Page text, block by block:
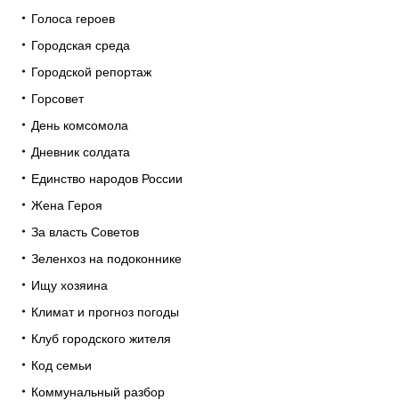
Голоса героев
Городская среда
Городской репортаж
Горсовет
День комсомола
Дневник солдата
Единство народов России
Жена Героя
За власть Советов
Зеленхоз на подоконнике
Ищу хозяина
Климат и прогноз погоды
Клуб городского жителя
Код семьи
Коммунальный разбор